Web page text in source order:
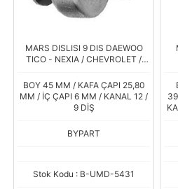
MARS DISLISI 9 DIS DAEWOO
TICO - NEXIA / CHEVROLET /
BOY 45 MM / KAFA ÇAPI 25,80
MM / İÇ ÇAPI 6 MM / KANAL 12 /
9 DİŞ
BYPART
Stok Kodu : B-UMD-5431